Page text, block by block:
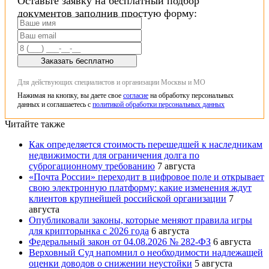
документов заполнив простую форму:
Заказать бесплатно
Для действующих специалистов и организации Москвы и МО
Нажимая на кнопку, вы даете свое согласие на обработку персональных
данных и соглашаетесь с политикой обработки персональных данных
Читайте также
Как определяется стоимость перешедшей к наследникам
недвижимости для ограничения долга по
суброгационному требованию 7 августа
«Почта России» переходит в цифровое поле и открывает
свою электронную платформу: какие изменения ждут
клиентов крупнейшей российской организации 7
августа
Опубликовали законы, которые меняют правила игры
для крипторынка с 2026 года 6 августа
Федеральный закон от 04.08.2026 № 282-ФЗ 6 августа
Верховный Суд напомнил о необходимости надлежащей
оценки доводов о снижении неустойки 5 августа